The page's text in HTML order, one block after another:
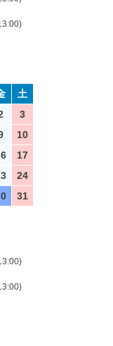
土
3
10
17
24
31